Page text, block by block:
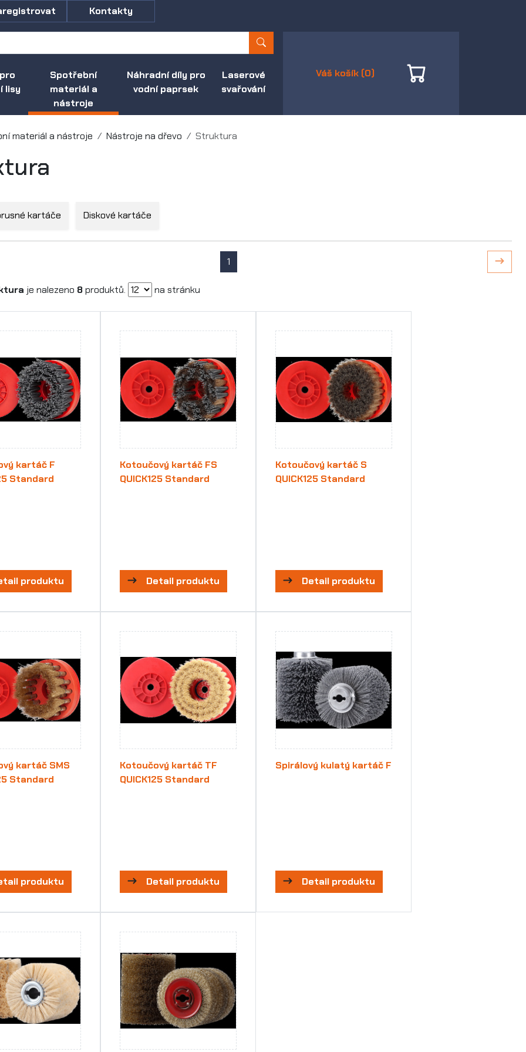
lisy
Spotřební
materiál a
nástroje
Náhradní díly pro
vodní paprsek
Laserové
svařování
Kontakty
Váš košík (0)
materiál a nástroje Nástroje na dřevo Struktura
kartáče Diskové kartáče
1
je nalezeno 8produktů. na stránku
kartáč F
Standard
produktu
Kotoučový kartáč FS
QUICK125 Standard
Detail produktu
Kotoučový kartáč S
QUICK125 Standard
Detail produktu
kartáč SMS
Standard
produktu
Kotoučový kartáč TF
QUICK125 Standard
Detail produktu
Spirálový kulatý kartáč F
Detail produktu